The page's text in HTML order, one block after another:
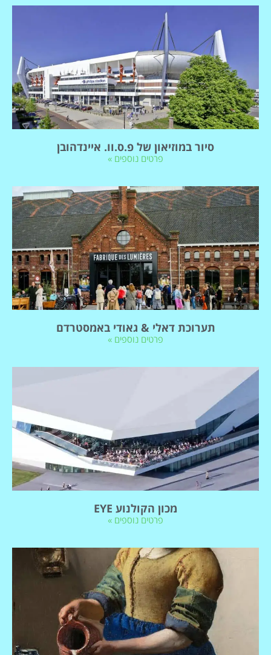
סיור במוזיאון של פ.ס.וו. איינדהובן
פרטים נוספים »
תערוכת דאלי & גאודי באמסטרדם
פרטים נוספים »
מכון הקולנוע EYE
פרטים נוספים »